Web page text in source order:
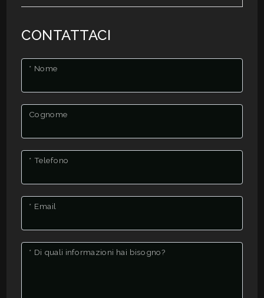
CONTATTACI
* Nome
Cognome
* Telefono
* Email
* Di quali informazioni hai bisogno?